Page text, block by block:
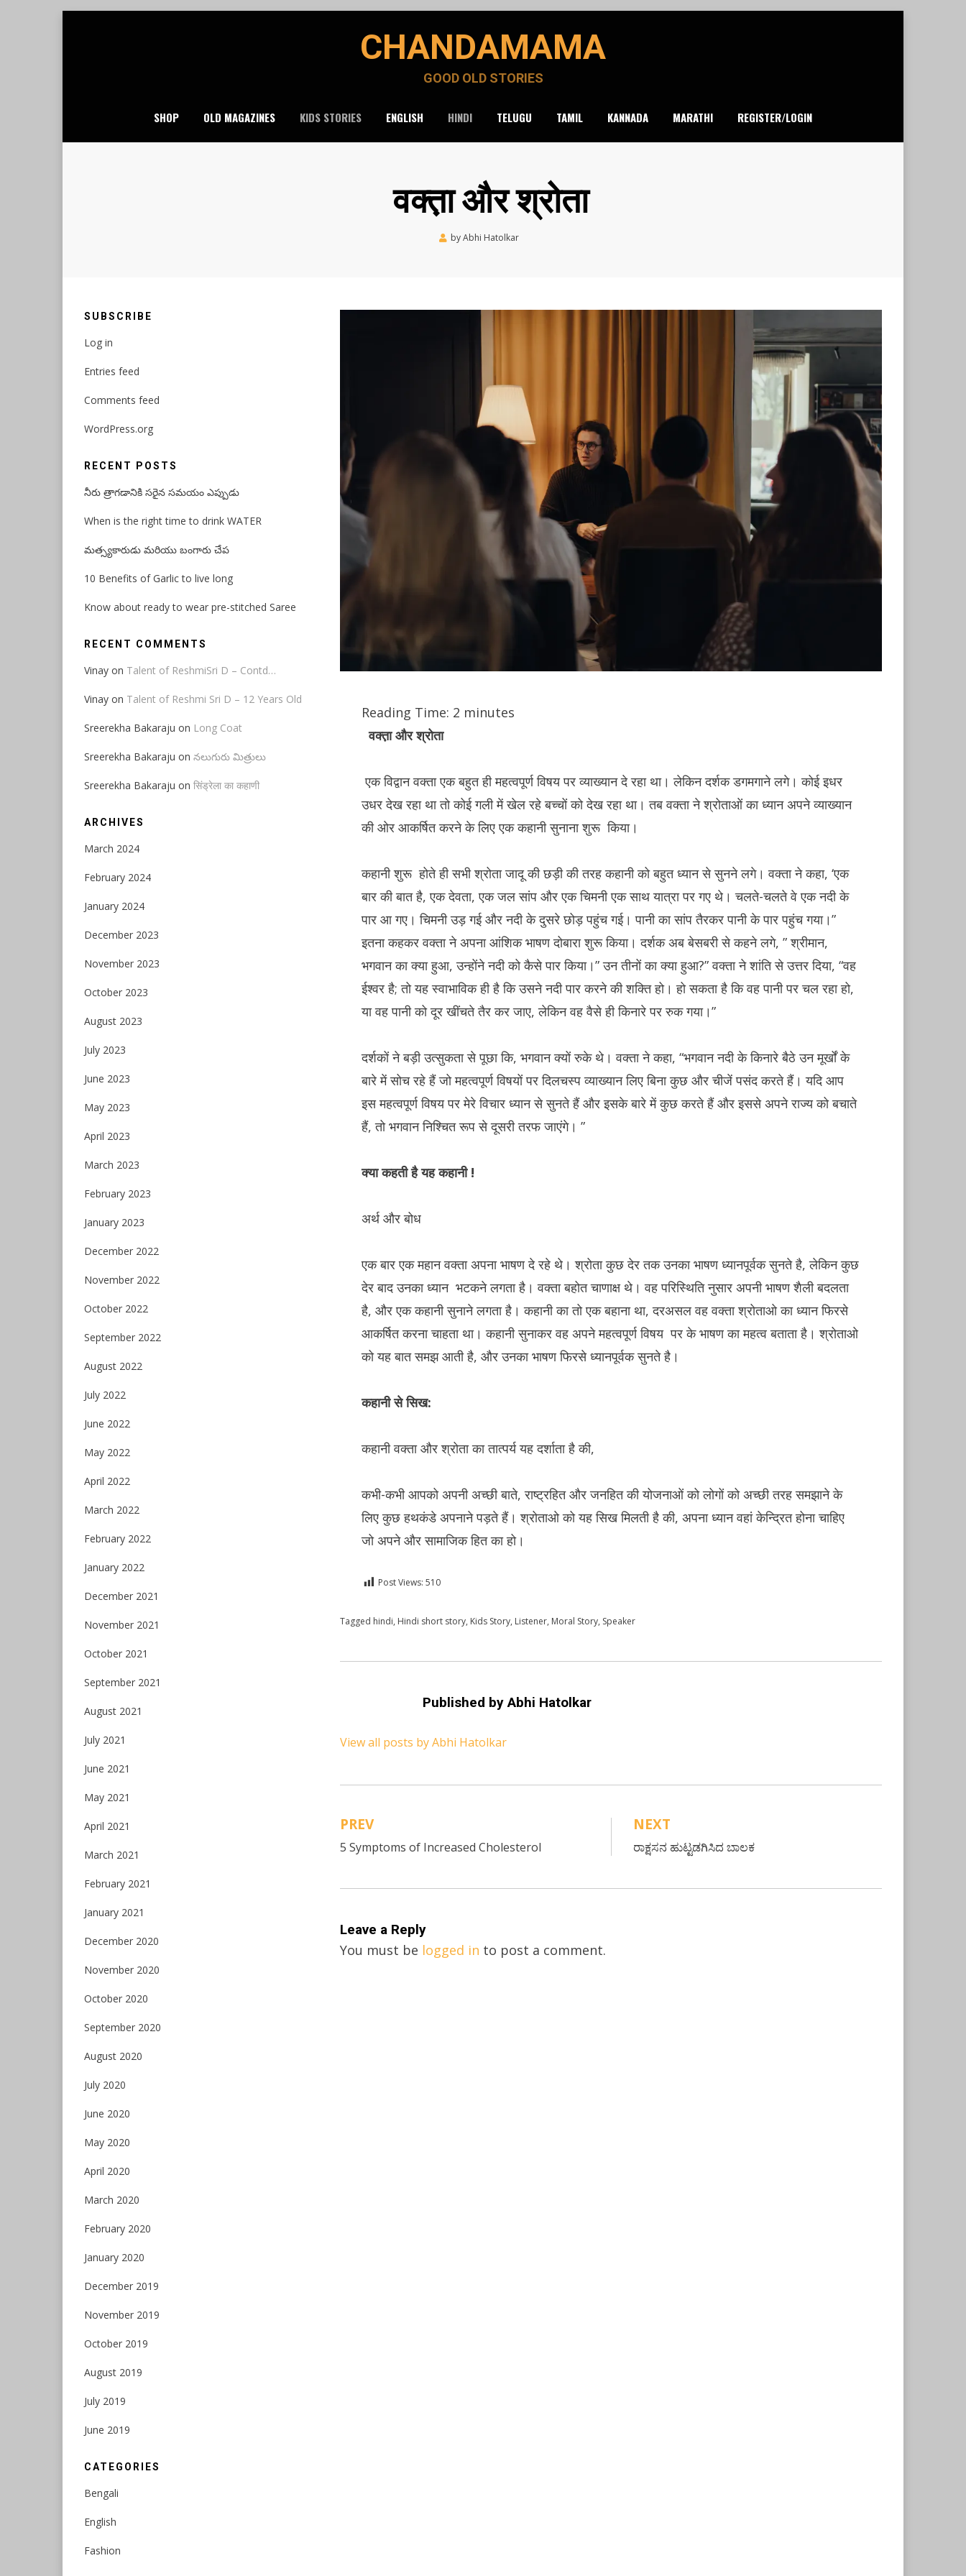
CHANDAMAMA
GOOD OLD STORIES
SHOP OLD MAGAZINES KIDS STORIES ENGLISH HINDI TELUGU TAMIL KANNADA MARATHI REGISTER/LOGIN
वक्त़ा और श्रोता
byAbhi Hatolkar
Reading Time: 2 minutes
वक्त़ाऔरश्रोता
एक विद्वान वक्ता एक बहुत ही महत्वपूर्ण विषय पर व्याख्यान दे रहा था। लेकिन दर्शक डगमगाने लगे। कोई इधर
उधर देख रहा था तो कोई गली में खेल रहे बच्चों को देख रहा था। तब वक्ता ने श्रोताओं का ध्यान अपने व्याख्यान
की ओर आकर्षित करने के लिए एक कहानी सुनाना शुरू किया।
कहानी शुरू होते ही सभी श्रोता जादू की छड़ी की तरह कहानी को बहुत ध्यान से सुनने लगे। वक्ता ने कहा, ‘एक
बार की बात है, एक देवता, एक जल सांप और एक चिमनी एक साथ यात्रा पर गए थे। चलते-चलते वे एक नदी के
पार आ गए। चिमनी उड़ गई और नदी के दुसरे छोड़ पहुंच गई। पानी का सांप तैरकर पानी के पार पहुंच गया।”
इतना कहकर वक्ता ने अपना आंशिक भाषण दोबारा शुरू किया। दर्शक अब बेसबरी से कहने लगे, ” श्रीमान,
भगवान का क्या हुआ, उन्होंने नदी को कैसे पार किया।” उन तीनों का क्या हुआ?” वक्ता ने शांति से उत्तर दिया, “वह
ईश्वर है; तो यह स्वाभाविक ही है कि उसने नदी पार करने की शक्ति हो। हो सकता है कि वह पानी पर चल रहा हो,
या वह पानी को दूर खींचते तैर कर जाए, लेकिन वह वैसे ही किनारे पर रुक गया।”
दर्शकों ने बड़ी उत्सुकता से पूछा कि, भगवान क्यों रुके थे। वक्ता ने कहा, “भगवान नदी के किनारे बैठे उन मूर्खों के
बारे में सोच रहे हैं जो महत्वपूर्ण विषयों पर दिलचस्प व्याख्यान लिए बिना कुछ और चीजें पसंद करते हैं। यदि आप
इस महत्वपूर्ण विषय पर मेरे विचार ध्यान से सुनते हैं और इसके बारे में कुछ करते हैं और इससे अपने राज्य को बचाते
हैं, तो भगवान निश्चित रूप से दूसरी तरफ जाएंगे। ”
क्याकहतीहैयहकहानी !
अर्थ और बोध
एक बार एक महान वक्ता अपना भाषण दे रहे थे। श्रोता कुछ देर तक उनका भाषण ध्यानपूर्वक सुनते है, लेकिन कुछ
देर बाद उनका ध्यान भटकने लगता है। वक्ता बहोत चाणाक्ष थे। वह परिस्थिति नुसार अपनी भाषण शैली बदलता
है, और एक कहानी सुनाने लगता है। कहानी का तो एक बहाना था, दरअसल वह वक्ता श्रोताओ का ध्यान फिरसे
आकर्षित करना चाहता था। कहानी सुनाकर वह अपने महत्वपूर्ण विषय पर के भाषण का महत्व बताता है। श्रोताओ
को यह बात समझ आती है, और उनका भाषण फिरसे ध्यानपूर्वक सुनते है।
कहानीसेसिख:
कहानी वक्ता और श्रोता का तात्पर्य यह दर्शाता है की,
कभी-कभी आपको अपनी अच्छी बाते, राष्ट्रहित और जनहित की योजनाओं को लोगों को अच्छी तरह समझाने के
लिए कुछ हथकंडे अपनाने पड़ते हैं। श्रोताओ को यह सिख मिलती है की, अपना ध्यान वहां केन्द्रित होना चाहिए
जो अपने और सामाजिक हित का हो।
Post Views: 510
Posted inHindi,Kids Stories
Tagged hindi, Hindi short story, Kids Story, Listener, Moral Story, Speaker
Published byAbhi Hatolkar
View all posts by Abhi Hatolkar
Post
navigation
PREV
5 Symptoms of Increased Cholesterol
NEXT
ರಾಕ್ಷಸನ ಹುಟ್ಟಡಗಿಸಿದ ಬಾಲಕ
Leave a Reply
You must be logged in to post a comment.
SUBSCRIBE
Log in
Entries feed
Comments feed
WordPress.org
RECENT POSTS
నీరు త్రాగడానికి సరైన సమయం ఎప్పుడు
When is the right time to drink WATER
మత్స్యకారుడు మరియు బంగారు చేప
10 Benefits of Garlic to live long
Know about ready to wear pre-stitched Saree
RECENT COMMENTS
Vinay on Talent of ReshmiSri D – Contd…
Vinay on Talent of Reshmi Sri D – 12 Years Old
Sreerekha Bakaraju on Long Coat
Sreerekha Bakaraju on నలుగురు మిత్రులు
Sreerekha Bakaraju on सिंड्रेला का कहाणी
ARCHIVES
March 2024
February 2024
January 2024
December 2023
November 2023
October 2023
August 2023
July 2023
June 2023
May 2023
April 2023
March 2023
February 2023
January 2023
December 2022
November 2022
October 2022
September 2022
August 2022
July 2022
June 2022
May 2022
April 2022
March 2022
February 2022
January 2022
December 2021
November 2021
October 2021
September 2021
August 2021
July 2021
June 2021
May 2021
April 2021
March 2021
February 2021
January 2021
December 2020
November 2020
October 2020
September 2020
August 2020
July 2020
June 2020
May 2020
April 2020
March 2020
February 2020
January 2020
December 2019
November 2019
October 2019
August 2019
July 2019
June 2019
CATEGORIES
Bengali
English
Fashion